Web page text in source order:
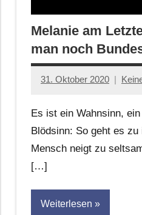
Melanie am
man noch
31. Oktober 2020
Anton
Leitner
Es ist ein Wahnsinn,
Blödsinn: So geht es
Mensch neigt zu
[…]
Weiterlesen